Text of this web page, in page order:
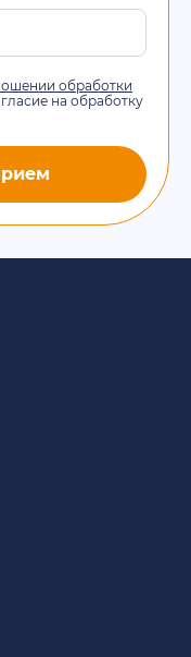
обработки
на обработку